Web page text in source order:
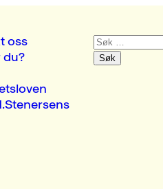
oss
du?
Søk
etter: